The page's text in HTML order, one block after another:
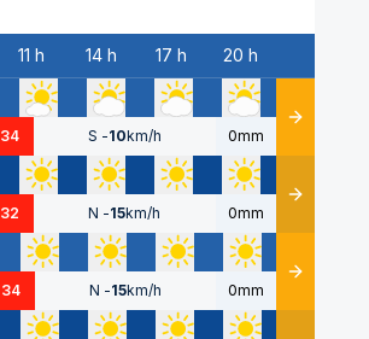
11 h 14 h 17 h 20 h
34 S -10km/h 0mm Détails
32 N -15km/h 0mm Détails
34 N -15km/h 0mm Détails